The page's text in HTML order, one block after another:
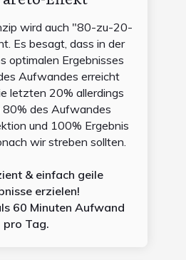
wird auch "80-zu-20-
Es besagt, dass in der
optimalen Ergebnisses
Aufwandes erreicht
letzten 20% allerdings
80% des Aufwandes
und 100% Ergebnis
wir streben sollten.
& einfach geile
erzielen!
60 Minuten Aufwand
pro Tag.